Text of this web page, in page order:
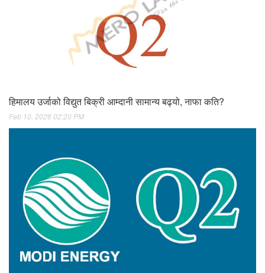
हिमालय उर्जाको विद्युत बिक्री आम्दानी सामान्य बढ्यो, नाफा कति?
Feb 10, 2026 02:20 PM